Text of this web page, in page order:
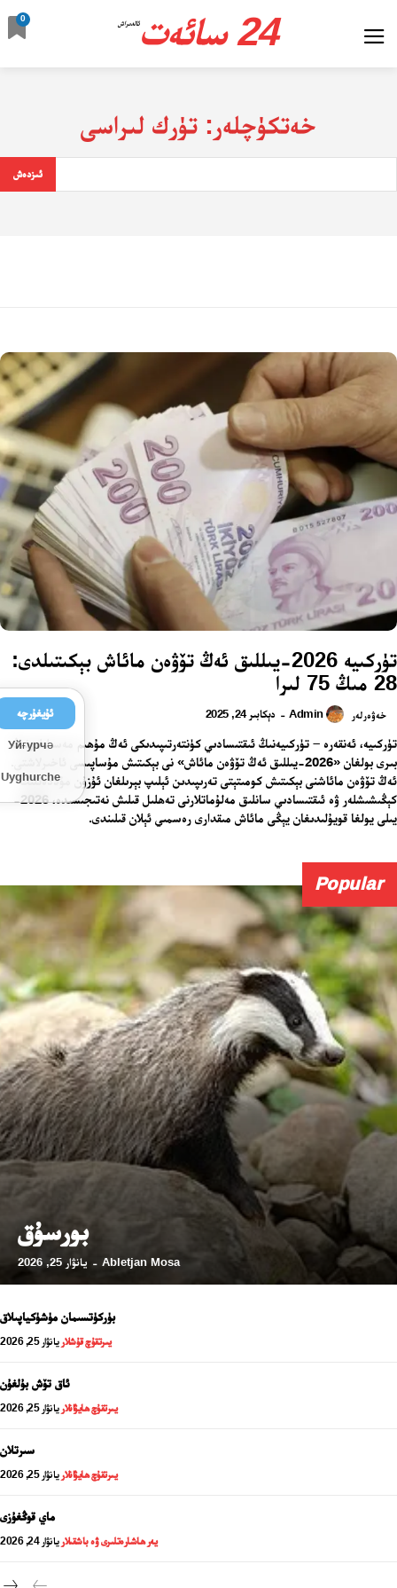
24 سائەت ئالدىراش
0
خەتكۈچلەر: تۈرك لىراسى
ئىزدەش
تۈركىيە 2026-يىللىق ئەڭ تۆۋەن مائاش بېكىتىلدى:
28 مىڭ 75 لىرا
خەۋەرلەر Admin
- دېكابىر 24, 2025
تۈركىيە، ئەنقەرە – تۈركىيەنىڭ ئىقتىسادىي كۈنتەرتىپىدىكى ئەڭ مۇھىم مەسىلىلەرنىڭ
بىرى بولغان «2026-يىللىق ئەڭ تۆۋەن مائاش» نى بېكىتىش مۇساپىسى ئاخىرلاشتى.
ئەڭ تۆۋەن مائاشنى بېكىتىش كومىتېتى تەرىپىدىن ئېلىپ بېرىلغان ئۇزۇن مۇددەتلىك
كېڭىشىشلەر ۋە ئىقتىسادىي سانلىق مەلۇماتلارنى تەھلىل قىلىش نەتىجىسىدە، 2026-
يىلى يولغا قويۇلىدىغان يېڭى مائاش مىقدارى رەسمىي ئېلان قىلىندى.
Popular
بورسۇق
Abletjan Mosa
- يانۋار 25, 2026
بۈركۈتسىمان مۈشۈكياپىلاق
يىرتقۇچ قۇشلار يانۋار 25, 2026
ئاق تۆش بۇلغۇن
يىرتقۇچ ھايۋانلار يانۋار 25, 2026
سىرتلان
يىرتقۇچ ھايۋانلار يانۋار 25, 2026
ماي قوڭغۇزى
يەر ھاشارەتلىرى ۋە باشقىلار يانۋار 24, 2026
ئۇيغۇرچە
Уйғурчә
Uyghurche